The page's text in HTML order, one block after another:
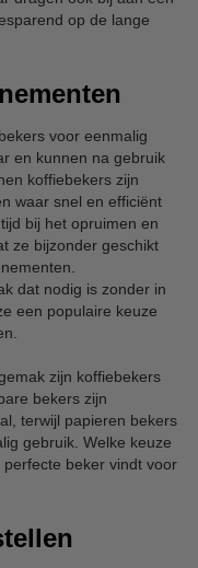
op de lange
voor eenmalig
en kunnen na gebruik
koffiebekers zijn
waar snel en efficiënt
bij het opruimen en
ze bijzonder geschikt
dat nodig is zonder in
een populaire keuze
zijn koffiebekers
bekers zijn
terwijl papieren bekers
gebruik. Welke keuze
beker vindt voor